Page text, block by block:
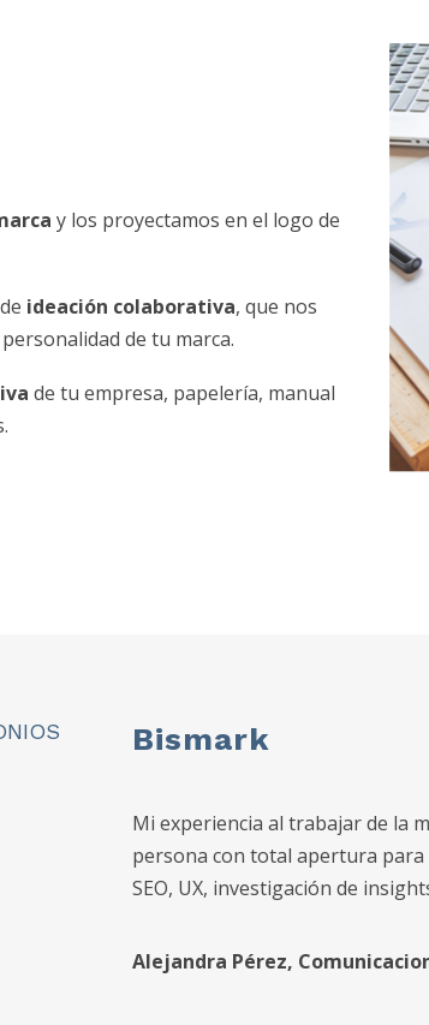
y los proyectamos en el logo de
ideación colaborativa, que nos
de tu marca.
de tu empresa, papelería, manual
Bismark
Mi experiencia al trabajar de la
persona con total apertura
SEO, UX, investigación de
Alejandra Pérez,